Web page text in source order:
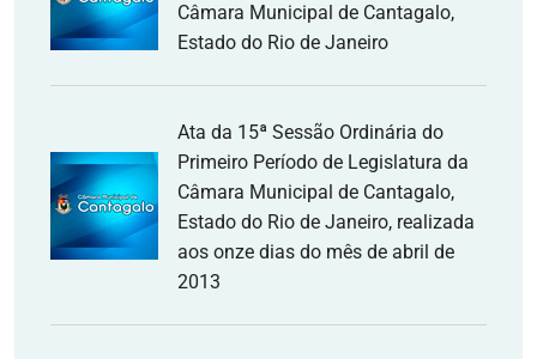
Câmara Municipal de Cantagalo,
Estado do Rio de Janeiro
Ata da 15ª Sessão Ordinária do
Primeiro Período de Legislatura da
Câmara Municipal de Cantagalo,
Estado do Rio de Janeiro, realizada
aos onze dias do mês de abril de
2013